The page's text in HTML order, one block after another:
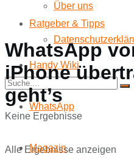
Über uns
Keine Ergebnisse
Alle Ergebnisse anzeigen
Ratgeber & Tipps
Handy Wiki
WhatsApp
Magazin
WhatsApp
iPhone
geht’s